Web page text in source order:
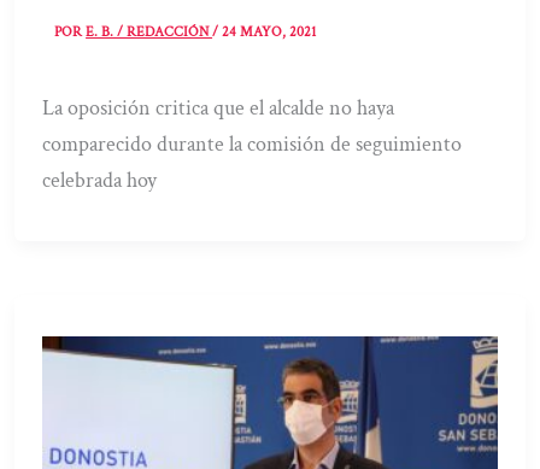
PORE. B. / REDACCIÓN/24 MAYO, 2021
La oposición critica que el alcalde no haya
comparecido durante la comisión de seguimiento
celebrada hoy